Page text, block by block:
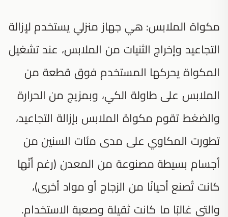
مكواة الملابس: هي جهاز منزلي يستخدم لإزالة
التجاعيد وإخراج الثنيات من الملابس، عند تشغيل
المكواة يحركها المستخدم فوق قطعة من
الملابس على طاولة الكي، وبمزيج من الحرارة
والضغط تقوم مكواة الملابس بإزالة التجاعيد،
تطورت المكاوي على مدى مئات السنين من
أجسام بسيطة مصنوعة من المعدن (رغم أنّها
كانت تُصنع أحيانًا من الزجاج أو مواد أخرى)،
والتي غالبًا ما كانت ثقيلة وصعبة الاستخدام.